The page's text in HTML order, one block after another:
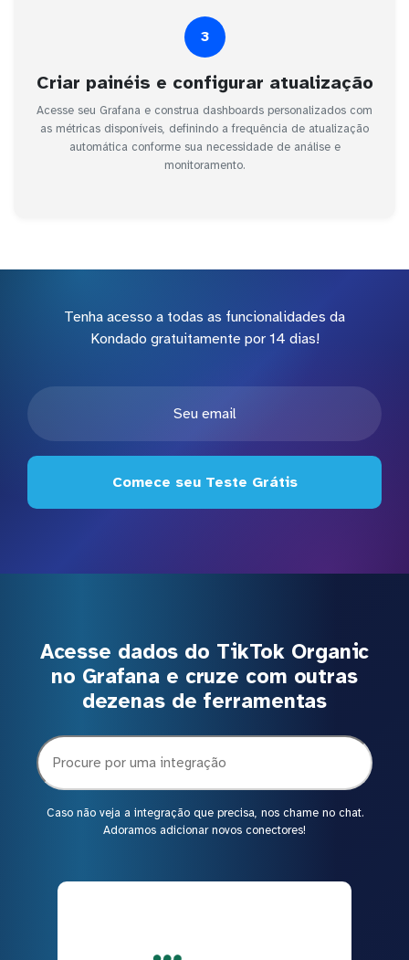
3
Criar painéis e configurar atualização
Acesse seu Grafana e construa dashboards personalizados com
as métricas disponíveis, definindo a frequência de atualização
automática conforme sua necessidade de análise e
monitoramento.
Tenha acesso a todas as funcionalidades da
Kondado gratuitamente por 14 dias!
Comece seu Teste Grátis
Acesse dados do TikTok Organic
no Grafana e cruze com outras
dezenas de ferramentas
Caso não veja a integração que precisa, nos chame no chat.
Adoramos adicionar novos conectores!